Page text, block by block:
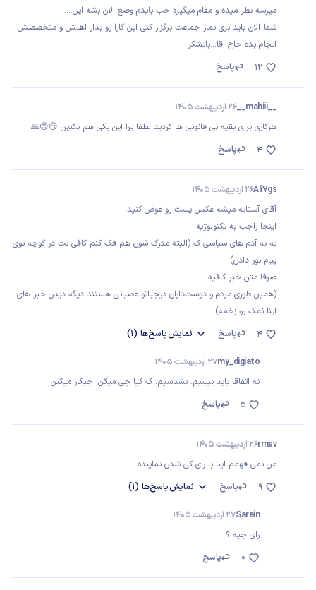
میرسه نظر میده و مقام میگیره خب بایدم وضع الان بشه این....
شما الان باید بری نماز جماعت برگزار کنی این کارا رو بذار اهلش و متخصصش
انجام بده حاج اقا...باتشکر
پاسخ
12
__mahiii__
26 اردیبهشت 1405
هرکاری برای بقیه بی قانونی ها کردید لطفا برا این یکی هم بکنین 😏😊🙏
پاسخ
4
Ali7gs26 اردیبهشت 1405
آقای آستانه میشه عکس پست رو عوض کنید
اینجا راجب به تکنولوژیه
نه به آدم های سیاسی ک (البته مدرک شون هم فک کنم کافی نت در کوچه توی
پیام نور دادن)
صرفا متن خبر کافیه
(همین طوری مردم و دوست‌داران دیجیاتو عصبانی هستند دیگه دیدن خبر های
اینا نمک رو زخمه)
پاسخ
نمایشپاسخ‌ها (1) 4
my_digiato27 اردیبهشت 1405
نه اتفاقا باید ببینیم. بشناسیم. ک کیا چی میگن. چیکار میکنن
پاسخ
5
rmsv26 اردیبهشت 1405
من نمی فهمم اینا با رای کی شدن نماینده
پاسخ
نمایشپاسخ‌ها (1) 9
Sarain27 اردیبهشت 1405
رای چیه ؟
پاسخ
0